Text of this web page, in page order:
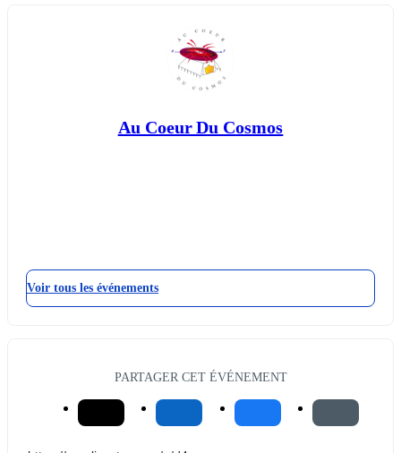
Au Coeur Du Cosmos
Voir tous les événements
PARTAGER CET ÉVÉNEMENT